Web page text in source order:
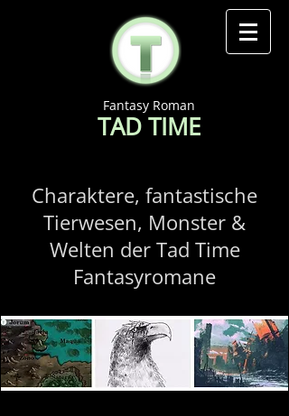
Fantasy Roman
TAD TIME
Charaktere, fantastische
Tierwesen, Monster &
Welten der Tad Time
Fantasyromane